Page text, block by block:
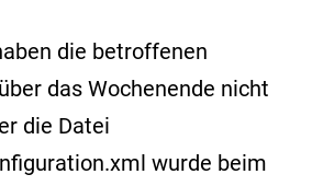
die betroffenen
das Wochenende nicht
die Datei
wurde beim